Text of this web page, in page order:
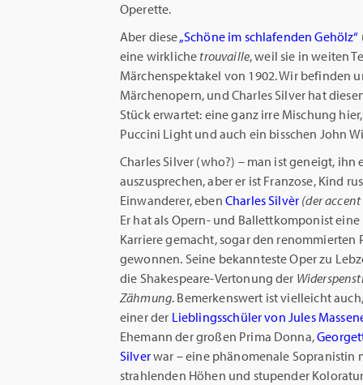
Operette.
Aber diese„Schöne im schlafenden Gehölz“
eine wirkliche trouvaille, weil sie in weiten
Märchenspektakel von 1902. Wir befinden
Märchenopern, und Charles Silver hat
Stück erwartet: eine ganz irre Mischung
Puccini Light und auch ein bisschen John
Charles Silver (who?) – man ist geneigt, ihn
auszusprechen, aber er ist Franzose, Kind
Einwanderer, eben Charles Silvèr (der
Er hat als Opern- und Ballettkomponist
Karriere gemacht, sogar den renommierten
gewonnen. Seine bekannteste Oper zu
die Shakespeare-Vertonung der
Zähmung. Bemerkenswert ist vielleicht
einer der Lieblingsschüler von Jules
Ehemann der großen Prima Donna,
Silverwar – eine phänomenale Sopranistin
strahlenden Höhen und stupender